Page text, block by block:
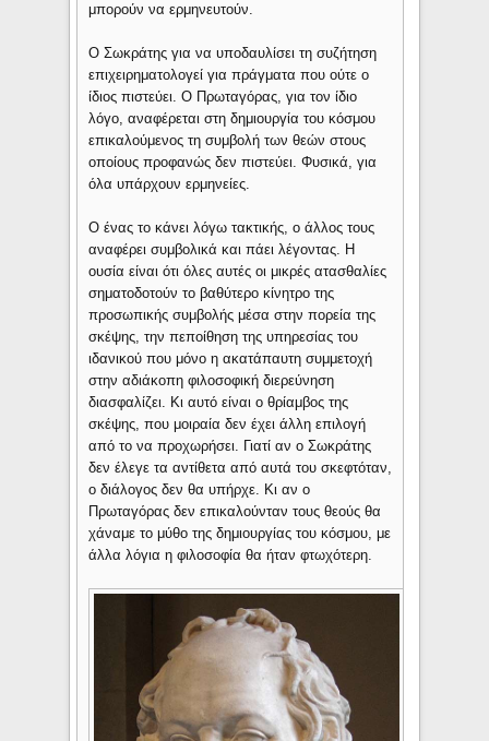
μπορούν να ερμηνευτούν.
Ο Σωκράτης για να υποδαυλίσει τη συζήτηση
επιχειρηματολογεί για πράγματα που ούτε ο
ίδιος πιστεύει. Ο Πρωταγόρας, για τον ίδιο
λόγο, αναφέρεται στη δημιουργία του κόσμου
επικαλούμενος τη συμβολή των θεών στους
οποίους προφανώς δεν πιστεύει. Φυσικά, για
όλα υπάρχουν ερμηνείες.
Ο ένας το κάνει λόγω τακτικής, ο άλλος τους
αναφέρει συμβολικά και πάει λέγοντας. Η
ουσία είναι ότι όλες αυτές οι μικρές ατασθαλίες
σηματοδοτούν το βαθύτερο κίνητρο της
προσωπικής συμβολής μέσα στην πορεία της
σκέψης, την πεποίθηση της υπηρεσίας του
ιδανικού που μόνο η ακατάπαυτη συμμετοχή
στην αδιάκοπη φιλοσοφική διερεύνηση
διασφαλίζει. Κι αυτό είναι ο θρίαμβος της
σκέψης, που μοιραία δεν έχει άλλη επιλογή
από το να προχωρήσει. Γιατί αν ο Σωκράτης
δεν έλεγε τα αντίθετα από αυτά του σκεφτόταν,
ο διάλογος δεν θα υπήρχε. Κι αν ο
Πρωταγόρας δεν επικαλούνταν τους θεούς θα
χάναμε το μύθο της δημιουργίας του κόσμου, με
άλλα λόγια η φιλοσοφία θα ήταν φτωχότερη.